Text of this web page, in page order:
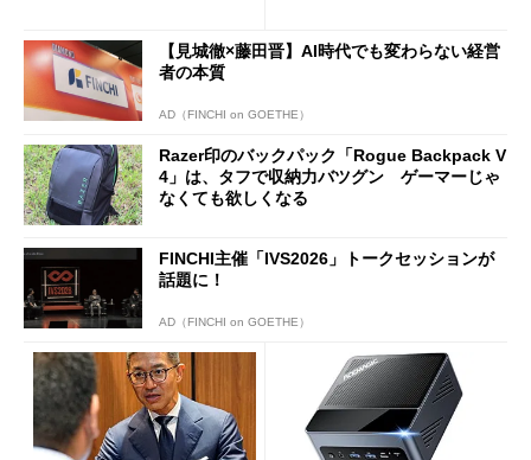
【見城徹×藤田晋】AI時代でも変わらない経営
者の本質
AD（FINCHI on GOETHE）
Razer印のバックパック「Rogue Backpack V
4」は、タフで収納力バツグン ゲーマーじゃ
なくても欲しくなる
FINCHI主催「IVS2026」トークセッションが
話題に！
AD（FINCHI on GOETHE）